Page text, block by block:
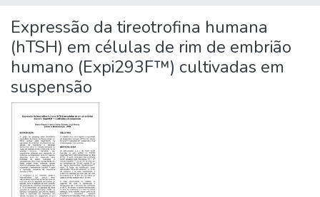
All of DSpace
Statistics
Expressão da tireotrofina humana
(hTSH) em células de rim de embrião
humano (Expi293F™) cultivadas em
suspensão